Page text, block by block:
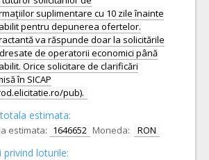
suplimentare cu 10 zile înainte
pentru depunerea ofertelor.
va răspunde doar la solicitările
de operatorii economici până
Orice solicitare de clarificări
în SICAP
pub).
estimata:
estimata: 1646652 Moneda: RON
loturile: